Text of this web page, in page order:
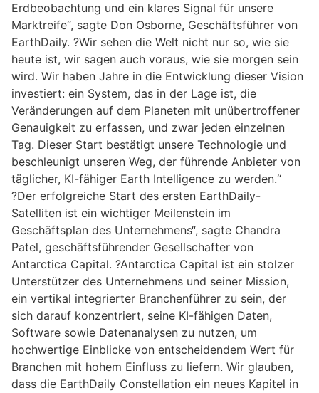
Erdbeobachtung und ein klares Signal für unsere
Marktreife“, sagte Don Osborne, Geschäftsführer von
EarthDaily. ?Wir sehen die Welt nicht nur so, wie sie
heute ist, wir sagen auch voraus, wie sie morgen sein
wird. Wir haben Jahre in die Entwicklung dieser Vision
investiert: ein System, das in der Lage ist, die
Veränderungen auf dem Planeten mit unübertroffener
Genauigkeit zu erfassen, und zwar jeden einzelnen
Tag. Dieser Start bestätigt unsere Technologie und
beschleunigt unseren Weg, der führende Anbieter von
täglicher, KI-fähiger Earth Intelligence zu werden.“
?Der erfolgreiche Start des ersten EarthDaily-
Satelliten ist ein wichtiger Meilenstein im
Geschäftsplan des Unternehmens“, sagte Chandra
Patel, geschäftsführender Gesellschafter von
Antarctica Capital. ?Antarctica Capital ist ein stolzer
Unterstützer des Unternehmens und seiner Mission,
ein vertikal integrierter Branchenführer zu sein, der
sich darauf konzentriert, seine KI-fähigen Daten,
Software sowie Datenanalysen zu nutzen, um
hochwertige Einblicke von entscheidendem Wert für
Branchen mit hohem Einfluss zu liefern. Wir glauben,
dass die EarthDaily Constellation ein neues Kapitel in